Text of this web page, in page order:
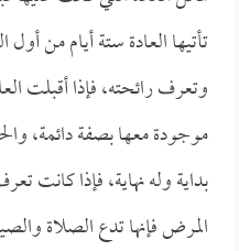
تأتيها العادة ستة أيام من
وتعرف رائحته، فإذا أقبلت
موجودة معها بصفة دائمة،
بداية وله نهاية، فإذا كانت
المرض فإنها تدع الصلاة